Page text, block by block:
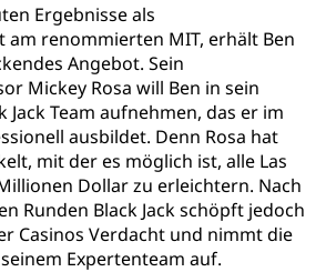
Ergebnisse als
renommierten MIT, erhält Ben
Angebot. Sein
Mickey Rosa will Ben in sein
Jack Team aufnehmen, das er im
ausbildet. Denn Rosa hat
mit der es möglich ist, alle Las
Dollar zu erleichtern. Nach
Runden Black Jack schöpft jedoch
Casinos Verdacht und nimmt die
Expertenteam auf.